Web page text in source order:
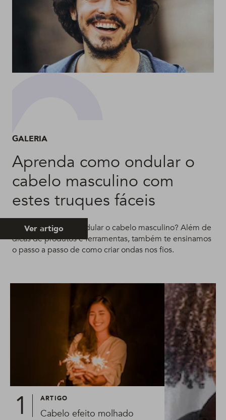
GALERIA
Aprenda como ondular o
cabelo masculino com
estes truques fáceis
Quer saber como ondular o cabelo masculino? Além de
dicas de produtos e ferramentas, também te ensinamos
o passo a passo de como criar ondas nos fios.
Ver artigo
ARTIGO
Cabelo efeito molhado